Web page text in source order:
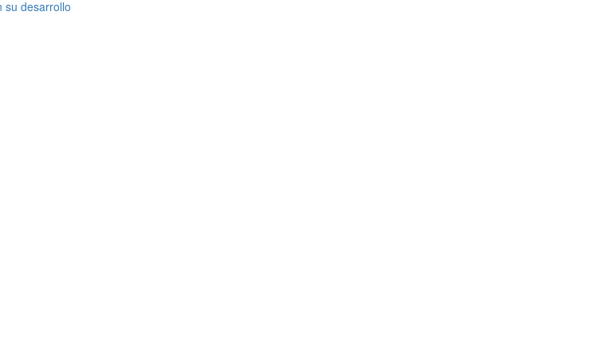
su desarrollo